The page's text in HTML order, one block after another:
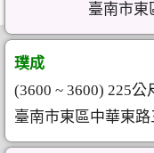
臺南市東
璞成
(3600 ~ 3600) 225公
臺南市東區中華東